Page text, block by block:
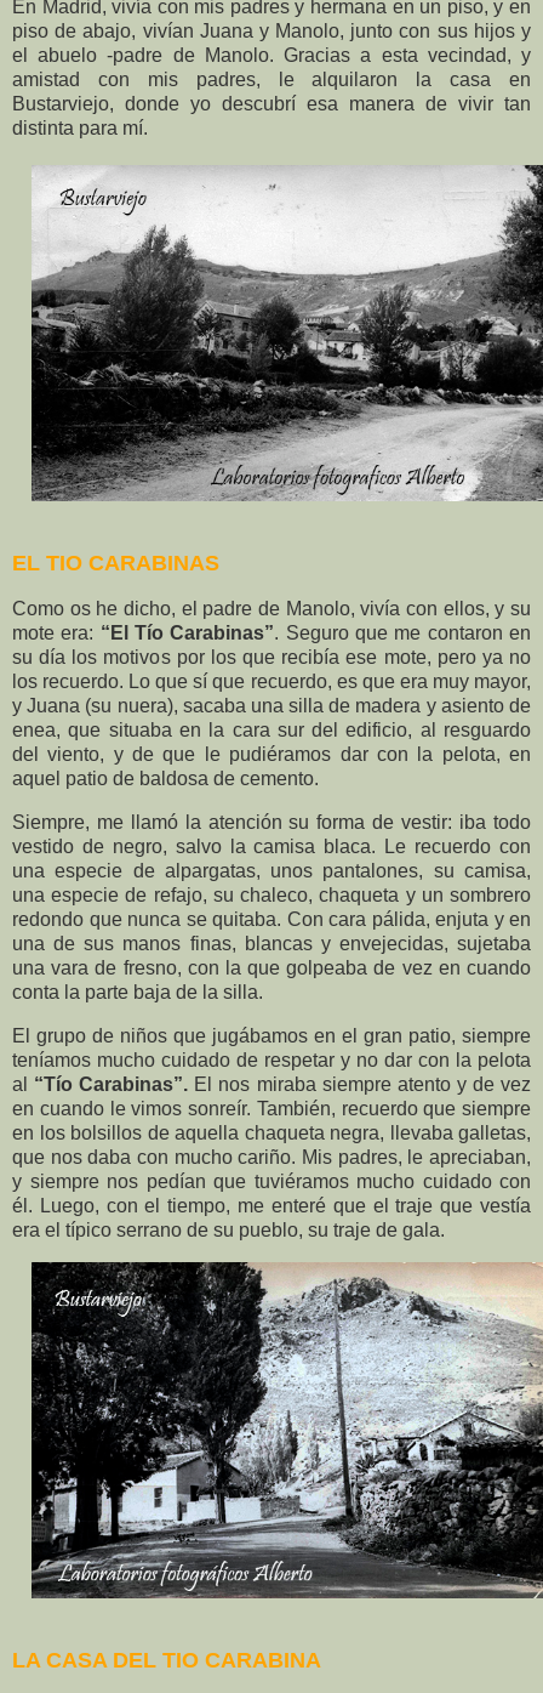
En Madrid, vivía con mis padres y hermana en un piso, y en
piso de abajo, vivían Juana y Manolo, junto con sus hijos y
el abuelo -padre de Manolo. Gracias a esta vecindad, y
amistad con mis padres, le alquilaron la casa en
Bustarviejo, donde yo descubrí esa manera de vivir tan
distinta para mí.
EL TIO CARABINAS
Como os he dicho, el padre de Manolo, vivía con ellos, y su
mote era: “El Tío Carabinas”. Seguro que me contaron en
su día los motivos por los que recibía ese mote, pero ya no
los recuerdo. Lo que sí que recuerdo, es que era muy mayor,
y Juana (su nuera), sacaba una silla de madera y asiento de
enea, que situaba en la cara sur del edificio, al resguardo
del viento, y de que le pudiéramos dar con la pelota, en
aquel patio de baldosa de cemento.
Siempre, me llamó la atención su forma de vestir: iba todo
vestido de negro, salvo la camisa blaca. Le recuerdo con
una especie de alpargatas, unos pantalones, su camisa,
una especie de refajo, su chaleco, chaqueta y un sombrero
redondo que nunca se quitaba. Con cara pálida, enjuta y en
una de sus manos finas, blancas y envejecidas, sujetaba
una vara de fresno, con la que golpeaba de vez en cuando
conta la parte baja de la silla.
El grupo de niños que jugábamos en el gran patio, siempre
teníamos mucho cuidado de respetar y no dar con la pelota
al “Tío Carabinas”. El
nos miraba siempre atento y de vez
en cuando le vimos sonreír. También, recuerdo que siempre
en los bolsillos de aquella chaqueta negra, llevaba galletas,
que nos daba con mucho cariño. Mis padres, le apreciaban,
y siempre nos pedían que tuviéramos mucho cuidado con
él. Luego, con el tiempo, me enteré que el traje que vestía
era el típico serrano de su pueblo, su traje de gala.
LA CASA DEL TIO CARABINA